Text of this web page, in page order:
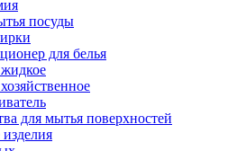
посуды
для белья
для мытья поверхностей